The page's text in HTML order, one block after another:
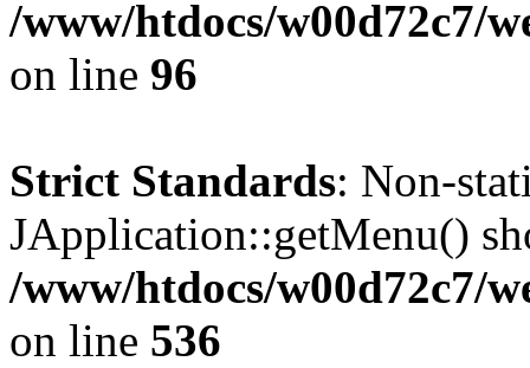
/www/htdocs/w00d72c7/
on line 96
Strict Standards: Non-
JApplication::getMenu()
/www/htdocs/w00d72c7/
on line 536